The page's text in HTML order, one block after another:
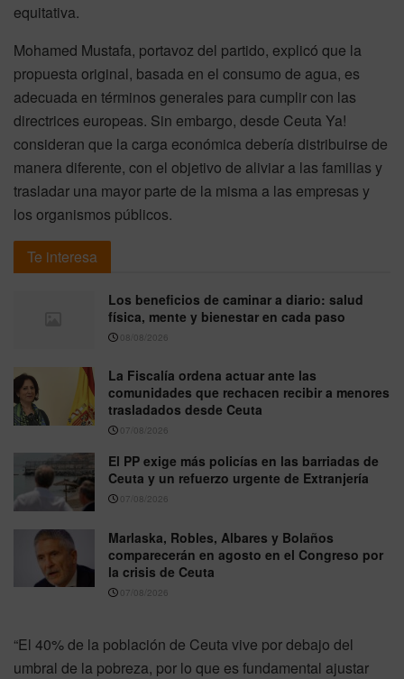
equitativa.
Mohamed Mustafa, portavoz del partido, explicó que la
propuesta original, basada en el consumo de agua, es
adecuada en términos generales para cumplir con las
directrices europeas. Sin embargo, desde Ceuta Ya!
consideran que la carga económica debería distribuirse de
manera diferente, con el objetivo de aliviar a las familias y
trasladar una mayor parte de la misma a las empresas y
los organismos públicos.
Te interesa
Los beneficios de caminar a diario: salud
física, mente y bienestar en cada paso
08/08/2026
La Fiscalía ordena actuar ante las
comunidades que rechacen recibir a menores
trasladados desde Ceuta
07/08/2026
El PP exige más policías en las barriadas de
Ceuta y un refuerzo urgente de Extranjería
07/08/2026
Marlaska, Robles, Albares y Bolaños
comparecerán en agosto en el Congreso por
la crisis de Ceuta
07/08/2026
“El 40% de la población de Ceuta vive por debajo del
umbral de la pobreza, por lo que es fundamental ajustar